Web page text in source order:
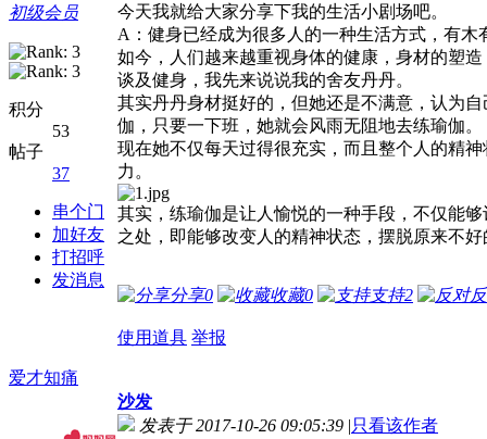
初级会员
积分
53
帖子
37
串个门
加好友
打招呼
发消息
今天我就给大家分享下我的生活小剧场吧。
A：健身已经成为很多人的一种生活方式，有木
如今，人们越来越重视身体的健康，身材的塑
谈及健身，我先来说说我的舍友丹丹。
其实丹丹身材挺好的，但她还是不满意，认为
伽，只要一下班，她就会风雨无阻地去练瑜伽。
现在她不仅每天过得很充实，而且整个人的精
力。
其实，练瑜伽是让人愉悦的一种手段，不仅能
之处，即能够改变人的精神状态，摆脱原来不
分享0 收藏0 支持2
使用道具 举报
爱才知痛
沙发
发表于 2017-10-26 09:05:39 |只看该作者